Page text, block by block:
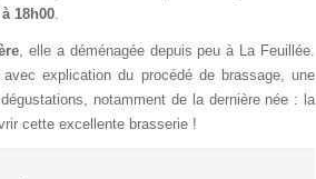
18h00.
, elle a déménagée depuis peu à La Feuillée.
explication du procédé de brassage, une
notamment de la dernière née : la
cette excellente brasserie !